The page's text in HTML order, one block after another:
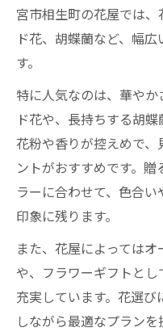
宮市相生町の花屋では
ド花、胡蝶蘭など、幅
す。
特に人気なのは、華や
ド花や、長持ちする胡蝶
花粉や香りが控えめで
ントがおすすめです。
ラーに合わせて、色合
印象に残ります。
また、花屋によっては
や、フラワーギフトと
充実しています。花選
しながら最適なプラン